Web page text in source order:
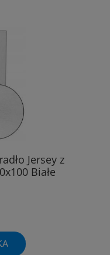
Jersey z
Białe